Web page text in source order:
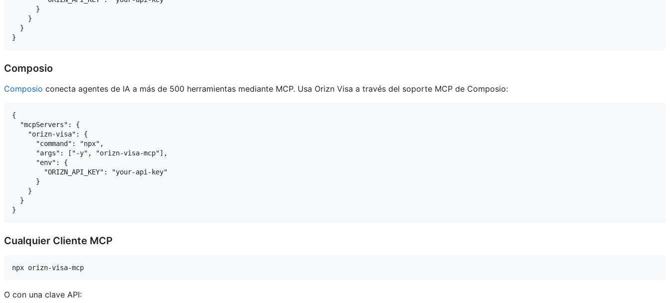
      }
    }
  }
Composio
Composio conecta agentes de IA a más de 500 herramientas mediante MCP. Usa Orizn Visa a través del soporte MCP de Composio:
{
  "mcpServers": {
    "orizn-visa": {
      "command": "npx",
      "args": ["-y", "orizn-visa-mcp"],
      "env": {
        "ORIZN_API_KEY": "your-api-key"
      }
    }
  }
Cualquier Cliente MCP
O con una clave API: